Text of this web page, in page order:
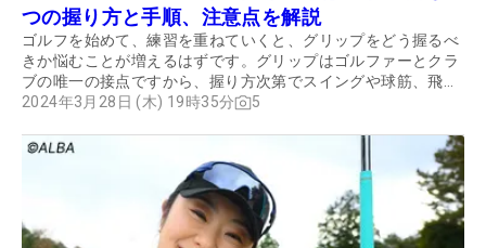
つの握り方と手順、注意点を解説
ゴルフを始めて、練習を重ねていくと、グリップをどう握るべ
きか悩むことが増えるはずです。グリップはゴルファーとクラ
ブの唯一の接点ですから、握り方次第でスイングや球筋、飛距
離が大きく変わります。この記事では、代表的なグリップの握
2024年3月28日 (木) 19時35分 5